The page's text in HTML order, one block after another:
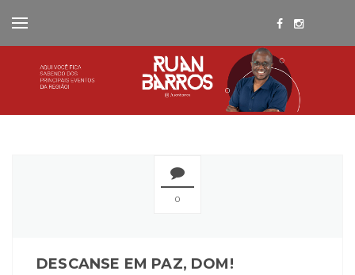
0
DESCANSE EM PAZ, DOM!